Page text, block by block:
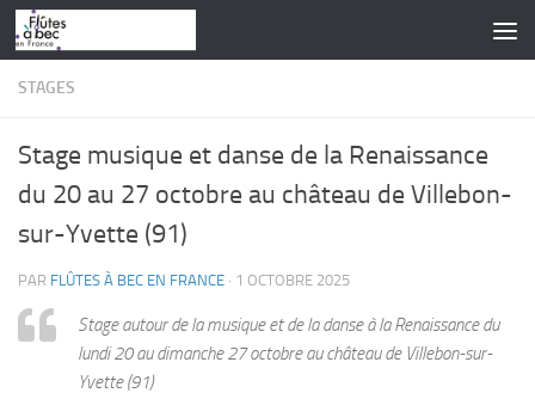
Skip to content
STAGES
Stage musique et danse de la Renaissance
du 20 au 27 octobre au château de Villebon-
sur-Yvette (91)
PAR FLÛTES À BEC EN FRANCE · 1 OCTOBRE 2025
Stage autour de la musique et de la danse à la Renaissance du
lundi 20 au dimanche 27 octobre au château de Villebon-sur-
Yvette (91)